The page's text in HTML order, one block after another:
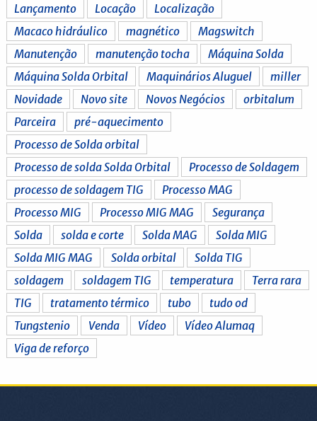
Lançamento
Locação
Localização
Macaco hidráulico
magnético
Magswitch
Manutenção
manutenção tocha
Máquina Solda
Máquina Solda Orbital
Maquinários Aluguel
miller
Novidade
Novo site Novos Negócios
orbitalum
Parceira
pré-aquecimento
Processo de Solda orbital
Processo de solda Solda Orbital
Processo de Soldagem
processo de soldagem TIG
Processo MAG
Processo MIG
Processo MIG MAG
Segurança
Solda
solda e corte Solda MAG
Solda MIG
Solda MIG MAG
Solda orbital
Solda TIG
soldagem
soldagem TIG temperatura
Terra rara
TIG
tratamento térmico tubo
tudo od
Tungstenio
Venda Vídeo
Vídeo Alumaq
Viga de reforço